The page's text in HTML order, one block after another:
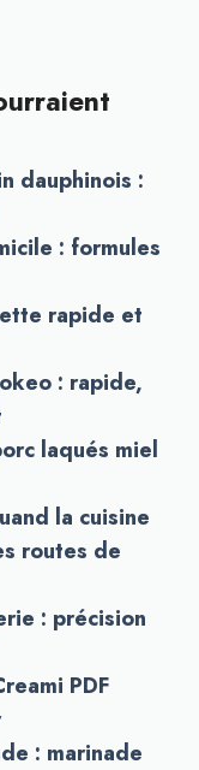
dauphinois :
: formules
rapide et
: rapide,
laqués miel
la cuisine
routes de
: précision
PDF
: marinade